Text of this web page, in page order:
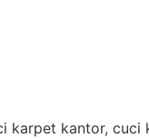
karpet kantor,